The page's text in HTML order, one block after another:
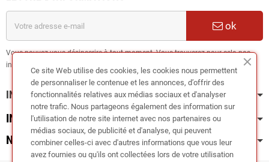
ok
Vous pouvez vous désinscrire à tout moment. Vous trouverez pour cela nos
informations de contact dans les conditions d'utilisation du site.
INFORMATION
INFOS PRATIQUES
NOS CATÉGORIES
Ce site Web utilise des cookies, les cookies nous permettent
de personnaliser le contenue et les annonces, d’offrir des
fonctionnalités relatives aux médias sociaux et d'analyser
notre trafic. Nous partageons également des information sur
l'utilisation de notre site internet avec nos partenaires ou
médias sociaux, de publicité et d'analyse, qui peuvent
combiner celles-ci avec d'autres informations que vous leur
avez fournies ou qu'ils ont collectées lors de votre utilisation